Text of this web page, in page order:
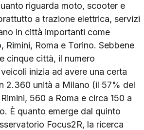
riguarda moto, scooter e
a trazione elettrica, servizi
in città importanti come
Rimini, Roma e Torino. Sebbene
cinque città, il numero
inizia ad avere una certa
2.360 unità a Milano (il 57% del
560 a Roma e circa 150 a
È quanto emerge dal quinto
Focus2R, la ricerca